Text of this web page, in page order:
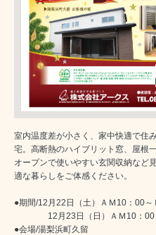
室内温度差が小さく、家中快適で住
宅。高断熱のハイブリット窓、屋根
オープンで使いやすい玄関収納など
適な暮らしをご体感ください。
●期間/12月22日（土）ＡＭ10：00～
12月23日（日）ＡＭ10：00
●会場/湯梨浜町久留